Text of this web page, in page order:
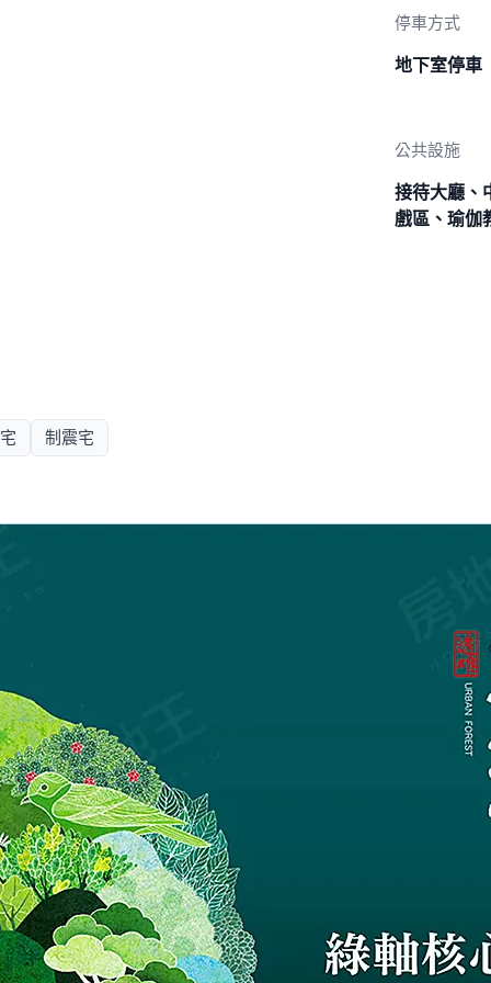
停車方式
地下室停車
公共設施
接待大廳、
戲區、瑜伽
制震宅